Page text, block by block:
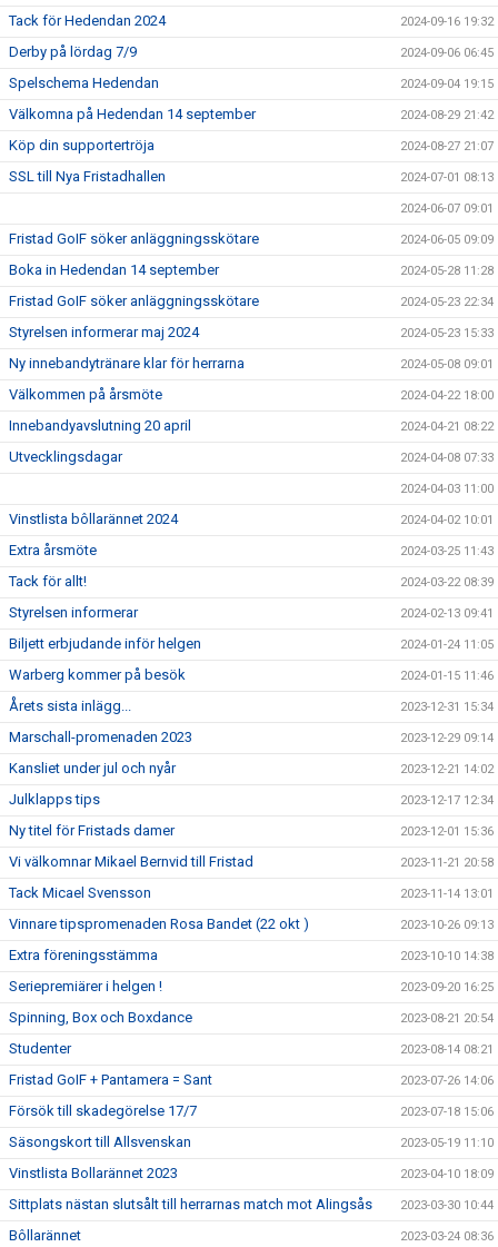
Tack för Hedendan 2024 2024-09-16 19:32
Derby på lördag 7/9 2024-09-06 06:45
Spelschema Hedendan 2024-09-04 19:15
Välkomna på Hedendan 14 september 2024-08-29 21:42
Köp din supportertröja 2024-08-27 21:07
SSL till Nya Fristadhallen 2024-07-01 08:13
2024-06-07 09:01
Fristad GoIF söker anläggningsskötare 2024-06-05 09:09
Boka in Hedendan 14 september 2024-05-28 11:28
Fristad GoIF söker anläggningsskötare 2024-05-23 22:34
Styrelsen informerar maj 2024 2024-05-23 15:33
Ny innebandytränare klar för herrarna 2024-05-08 09:01
Välkommen på årsmöte 2024-04-22 18:00
Innebandyavslutning 20 april 2024-04-21 08:22
Utvecklingsdagar 2024-04-08 07:33
2024-04-03 11:00
Vinstlista bôllarännet 2024 2024-04-02 10:01
Extra årsmöte 2024-03-25 11:43
Tack för allt! 2024-03-22 08:39
Styrelsen informerar 2024-02-13 09:41
Biljett erbjudande inför helgen 2024-01-24 11:05
Warberg kommer på besök 2024-01-15 11:46
Årets sista inlägg... 2023-12-31 15:34
Marschall-promenaden 2023 2023-12-29 09:14
Kansliet under jul och nyår 2023-12-21 14:02
Julklapps tips 2023-12-17 12:34
Ny titel för Fristads damer 2023-12-01 15:36
Vi välkomnar Mikael Bernvid till Fristad 2023-11-21 20:58
Tack Micael Svensson 2023-11-14 13:01
Vinnare tipspromenaden Rosa Bandet (22 okt ) 2023-10-26 09:13
Extra föreningsstämma 2023-10-10 14:38
Seriepremiärer i helgen ! 2023-09-20 16:25
Spinning, Box och Boxdance 2023-08-21 20:54
Studenter 2023-08-14 08:21
Fristad GoIF + Pantamera = Sant 2023-07-26 14:06
Försök till skadegörelse 17/7 2023-07-18 15:06
Säsongskort till Allsvenskan 2023-05-19 11:10
Vinstlista Bollarännet 2023 2023-04-10 18:09
Sittplats nästan slutsålt till herrarnas match mot Alingsås 2023-03-30 10:44
Bôllarännet 2023-03-24 08:36